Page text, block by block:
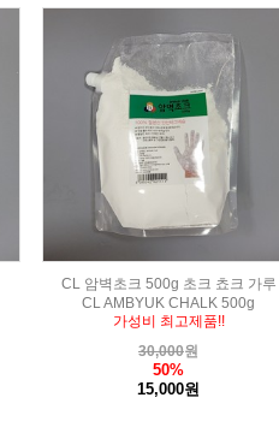
CL 암벽초크 500g 초크 쵸크 가루
CL AMBYUK CHALK 500g
가성비 최고제품!!
30,000원
50%
15,000원